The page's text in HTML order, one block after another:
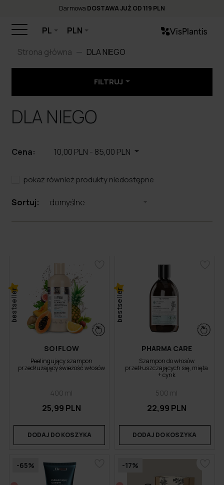
Darmowa DOSTAWA JUŻ OD 119 PLN
PL
PLN
Strona główna
DLA NIEGO
FILTRUJ
DLA NIEGO
Cena: 10,00 PLN - 85,00 PLN
pokaż również produkty niedostępne
Sortuj: domyślne
bestseller
SO!FLOW
Peelingujący szampon
przedłużający świeżość włosów
400 ml
25,99 PLN
DODAJ DO KOSZYKA
bestseller
PHARMA CARE
Szampon do włosów
przetłuszczających się, mięta
+ cynk
500 ml
22,99 PLN
DODAJ DO KOSZYKA
-65% -17%